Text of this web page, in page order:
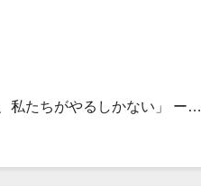
私たちがやるしかない」 ー…